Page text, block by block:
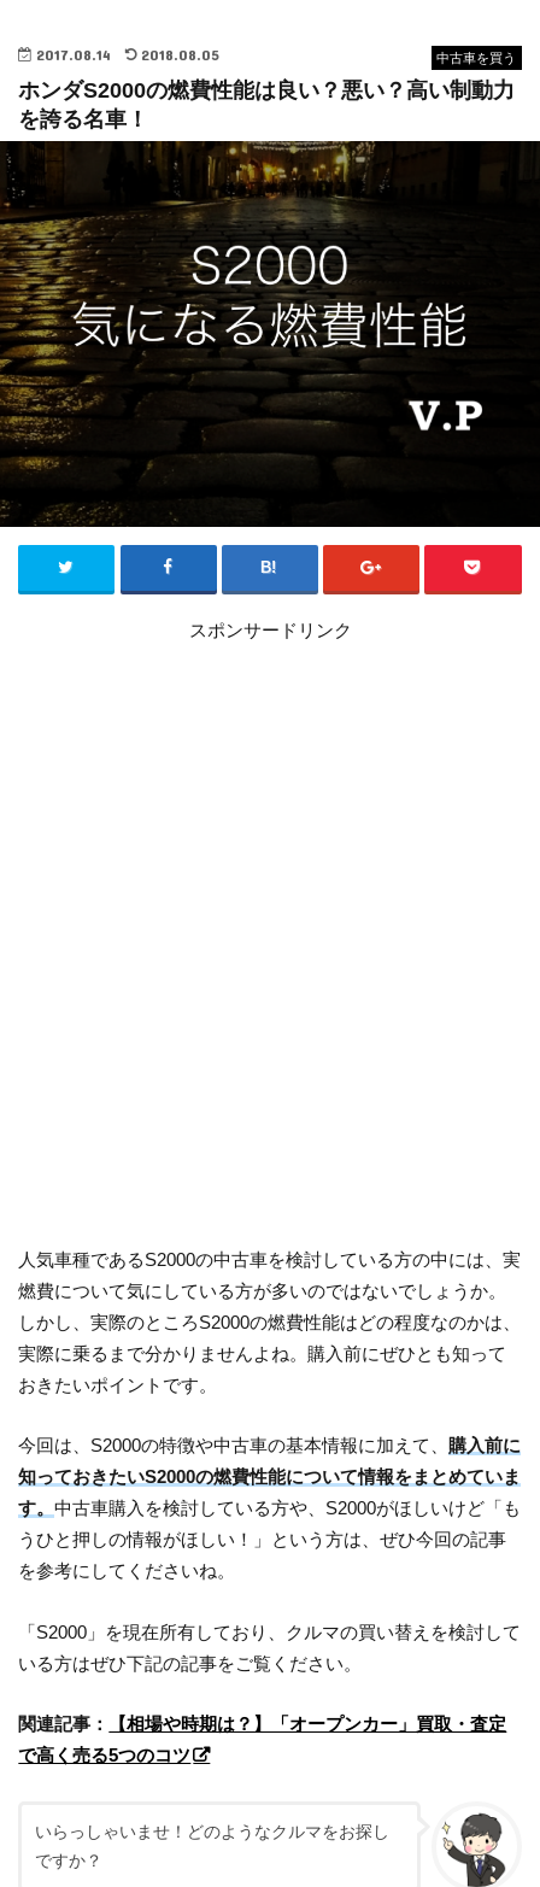
中古車を買う
2017.08.14 2018.08.05
ホンダS2000の燃費性能は良い？悪い？高い制動力
を誇る名車！
スポンサードリンク
人気車種であるS2000の中古車を検討している方の中には、実
燃費について気にしている方が多いのではないでしょうか。
しかし、実際のところS2000の燃費性能はどの程度なのかは、
実際に乗るまで分かりませんよね。購入前にぜひとも知って
おきたいポイントです。
今回は、S2000の特徴や中古車の基本情報に加えて、 購入前に
知っておきたいS2000の燃費性能について情報をまとめていま
す。中古車購入を検討している方や、S2000がほしいけど「も
うひと押しの情報がほしい！」という方は、ぜひ今回の記事
を参考にしてくださいね。
「S2000」を現在所有しており、クルマの買い替えを検討して
いる方はぜひ下記の記事をご覧ください。
関連記事：
【相場や時期は？】「オープンカー」買取・査定
で高く売る5つのコツ
いらっしゃいませ！どのようなクルマをお探し
ですか？